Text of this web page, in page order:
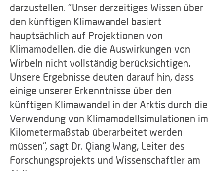
darzustellen. "Unser derzeitiges Wissen über
den künftigen Klimawandel basiert
hauptsächlich auf Projektionen von
Klimamodellen, die die Auswirkungen von
Wirbeln nicht vollständig berücksichtigen.
Unsere Ergebnisse deuten darauf hin, dass
einige unserer Erkenntnisse über den
künftigen Klimawandel in der Arktis durch die
Verwendung von Klimamodellsimulationen im
Kilometermaßstab überarbeitet werden
müssen", sagt Dr. Qiang Wang, Leiter des
Forschungsprojekts und Wissenschaftler am